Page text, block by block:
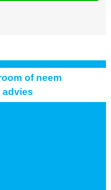
of neem